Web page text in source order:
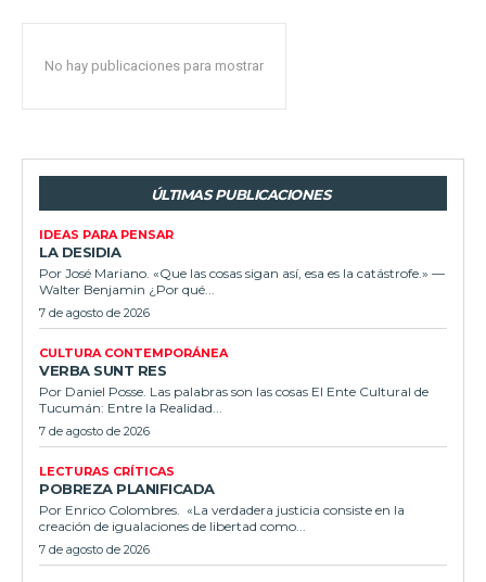
No hay publicaciones para mostrar
ÚLTIMAS PUBLICACIONES
IDEAS PARA PENSAR
LA DESIDIA
Por José Mariano. «Que las cosas sigan así, esa es la catástrofe.» —
Walter Benjamin ¿Por qué...
7 de agosto de 2026
CULTURA CONTEMPORÁNEA
VERBA SUNT RES
Por Daniel Posse. Las palabras son las cosas El Ente Cultural de
Tucumán: Entre la Realidad...
7 de agosto de 2026
LECTURAS CRÍTICAS
POBREZA PLANIFICADA
Por Enrico Colombres. «La verdadera justicia consiste en la
creación de igualaciones de libertad como...
7 de agosto de 2026